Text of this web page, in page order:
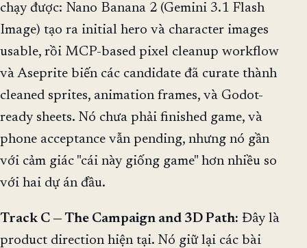
chạy được: Nano Banana 2 (Gemini 3.1 Flash
Image) tạo ra initial hero và character images
usable, rồi MCP-based pixel cleanup workflow
và Aseprite biến các candidate đã curate thành
cleaned sprites, animation frames, và Godot-
ready sheets. Nó chưa phải finished game, và
phone acceptance vẫn pending, nhưng nó gần
với cảm giác "cái này giống game" hơn nhiều so
với hai dự án đầu.
Track C — The Campaign and 3D Path: Đây là
product direction hiện tại. Nó giữ lại các bài